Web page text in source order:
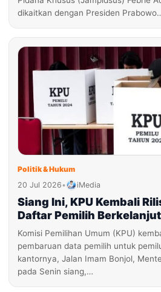
dikaitkan dengan Presiden
Politik & Hukum
20 Jul 2026• iMedia
Siang Ini, KPU Kembali
Daftar Pemilih
Komisi Pemilihan Umum (KPU)
pembaruan data pemilih untuk
kantornya, Jalan Imam Bonjol,
pada Senin siang,…